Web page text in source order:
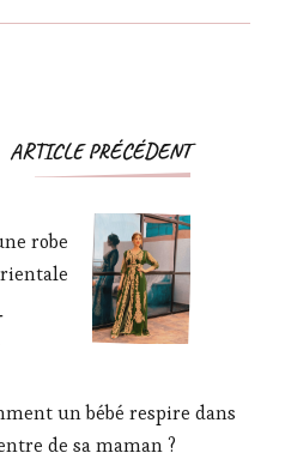
Navigation
d'article
ARTICLE PRÉCÉDENT
robe
un bébé respire dans
de sa maman ?